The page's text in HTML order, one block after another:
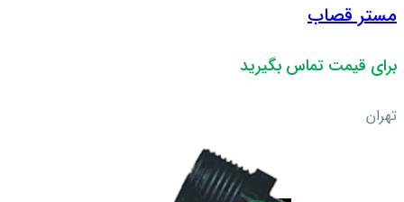
مستر قصاب
برای قیمت تماس بگیرید
تهران